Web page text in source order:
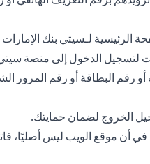
الرئيسية لـسيتي بنك الإمارات
لتسجيل الدخول إلى منصة
البطاقة أو رقم المرور
الخروج لضمان حمايتك.
موقع الويب ليس أصليًا،